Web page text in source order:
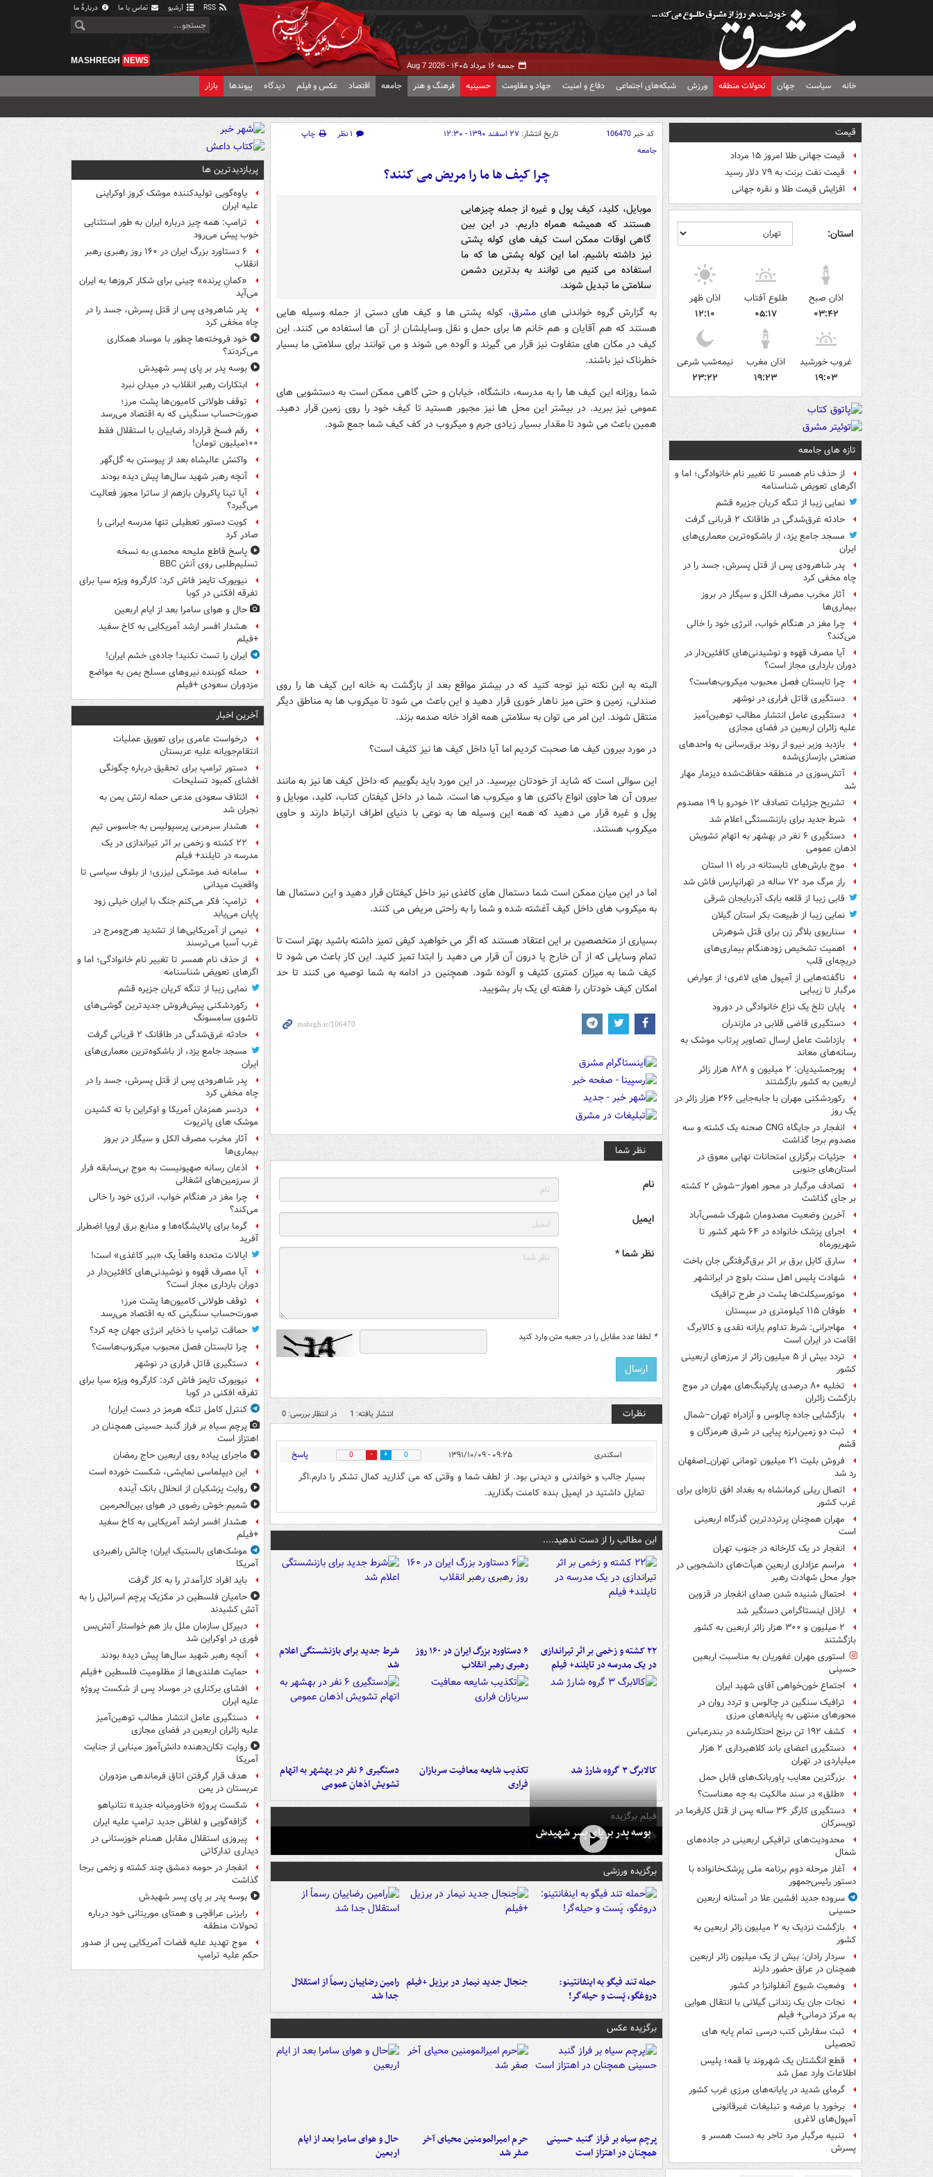
آرشیو تماس با ما دربارهٔ ما
جمعه ۱۶ مرداد ۱۴۰۵ - Aug 7 2026
MASHREGH NEWS
خانه سیاست جهان تحولات منطقه ورزش شبکه‌های اجتماعی دفاع و امنیت جهاد و مقاومت حسینیه فرهنگ و هنر جامعه اقتصاد عکس و فیلم دیدگاه پیوندها بازار
قیمت
قیمت جهانی طلا امروز ۱۵ مرداد
قیمت نفت برنت به ۷۹ دلار رسید
افزایش قیمت طلا و نقره جهانی
استان:
اذان صبح
۰۳:۴۲
طلوع آفتاب
۰۵:۱۷
اذان ظهر
۱۲:۱۰
غروب خورشید
۱۹:۰۳
اذان مغرب
۱۹:۲۳
نیمه‌شب شرعی
۲۳:۲۲
تازه های جامعه
از حذف نام همسر تا تغییر نام خانوادگی؛ اما و
اگرهای تعویض شناسنامه
نمایی زیبا از تنگه کریان جزیره قشم
حادثه غرق‌شدگی در طاقانک ۲ قربانی گرفت
مسجد جامع یزد، از باشکوه‌ترین معماری‌های
ایران
پدر شاهرودی پس از قتل پسرش، جسد را در
چاه مخفی کرد
آثار مخرب مصرف الکل و سیگار در بروز
بیماری‌ها
چرا مغز در هنگام خواب، انرژی خود را خالی
می‌کند؟
آیا مصرف قهوه و نوشیدنی‌های کافئین‌دار در
دوران بارداری مجاز است؟
چرا تابستان فصل محبوب میکروب‌هاست؟
دستگیری قاتل فراری در نوشهر
دستگیری عامل انتشار مطالب توهین‌آمیز
علیه زائران اربعین در فضای مجازی
بازدید وزیر نیرو از روند برق‌رسانی به واحدهای
صنعتی بازسازی‌شده
آتش‌سوزی در منطقه حفاظت‌شده دیزمار مهار
شد
تشریح جزئیات تصادف ۱۲ خودرو با ۱۹ مصدوم
شرط جدید برای بازنشستگی اعلام شد
دستگیری ۶ نفر در بهشهر به اتهام تشویش
اذهان عمومی
موج بارش‌های تابستانه در راه ۱۱ استان
راز مرگ مرد ۷۲ ساله در تهرانپارس فاش شد
قابی زیبا از قلعه بابک آذربایجان شرقی
نمایی زیبا از طبیعت بکر استان گیلان
سناریوی بلاگر زن برای قتل شوهرش
اهمیت تشخیص زودهنگام بیماری‌های
دریچه‌ای قلب
ناگفته‌هایی از آمپول های لاغری؛ از عوارض
مرگبار تا زیبایی
پایان تلخ یک نزاع خانوادگی در دورود
دستگیری قاضی قلابی در مازندران
بازداشت عامل ارسال تصاویر پرتاب موشک به
رسانه‌های معاند
پورجمشیدیان: ۲ میلیون و ۸۲۸ هزار زائر
اربعین به کشور بازگشتند
رکوردشکنی مهران با جابه‌جایی ۲۶۶ هزار زائر در
یک روز
انفجار در جایگاه CNG صحنه یک کشته و سه
مصدوم برجا گذاشت
جزئیات برگزاری امتحانات نهایی معوق در
استان‌های جنوبی
تصادف مرگبار در محور اهواز–شوش ۲ کشته
بر جای گذاشت
آخرین وضعیت مصدومان شهرک شمس‌آباد
اجرای پزشک خانواده در ۶۴ شهر کشور تا
شهریورماه
سارق کابل برق بر اثر برق‌گرفتگی جان باخت
شهادت پلیس اهل سنت بلوچ در ایرانشهر
موتورسیکلت‌ها پشت درِ طرح ترافیک
طوفان ۱۱۵ کیلومتری در سیستان
مهاجرانی: شرط تداوم یارانه نقدی و کالابرگ
اقامت در ایران است
تردد بیش از ۵ میلیون زائر از مرزهای اربعینی
کشور
تخلیه ۸۰ درصدی پارکینگ‌های مهران در موج
بازگشت زائران
بازگشایی جاده چالوس و آزادراه تهران–شمال
ثبت دو زمین‌لرزه پیاپی در شرق هرمزگان و
قشم
فروش بلیت ۲۱ میلیون تومانی تهران_اصفهان
رد شد
اتصال ریلی کرمانشاه به بغداد افق تازه‌ای برای
غرب کشور
مهران همچنان پرترددترین گذرگاه اربعینی
است
انفجار در یک کارخانه در جنوب تهران
مراسم عزاداری اربعینِ هیأت‌های دانشجویی در
جوار محل شهادت رهبر
احتمال شنیده شدن صدای انفجار در قزوین
اراذل اینستاگرامی دستگیر شد
۲ میلیون و ۳۰۰ هزار زائر اربعین به کشور
بازگشتند
استوری مهران غفوریان به مناسبت اربعین
حسینی
اجتماع خون‌خواهی آقای شهید ایران
ترافیک سنگین در چالوس و تردد روان در
محورهای منتهی به پایانه‌های مرزی
کشف ۱۹۲ تن برنج احتکارشده در بندرعباس
دستگیری اعضای باند کلاهبرداری ۲ هزار
میلیاردی در تهران
بزرگترین معایب پاوربانک‌های قابل حمل
«طلق» در سند مالکیت به چه معناست؟
دستگیری کارگر ۳۶ ساله پس از قتل کارفرما در
تویسرکان
محدودیت‌های ترافیکی اربعینی در جاده‌های
شمال‌
آغاز مرحله دوم برنامه ملی پزشک‌خانواده با
دستور رئیس‌جمهور
سروده جدید افشین علا در آستانه اربعین
حسینی
بازگشت نزدیک به ۲ میلیون زائر اربعین به
کشور
سردار رادان: بیش از یک میلیون زائر اربعین
همچنان در عراق حضور دارند
وضعیت شیوع آنفلوانزا در کشور
نجات جان یک زندانی گیلانی با انتقال هوایی
به مرکز درمانی+ فیلم
ثبت سفارش کتب درسی تمام پایه های
تحصیلی
قطع انگشتان یک شهروند با قمه؛ پلیس
اطلاعات وارد عمل شد
گرمای شدید در پایانه‌های مرزی غرب کشور
برخورد با عرضه و تبلیغات غیرقانونی
آمپول‌های لاغری
تنبیه مرگبار مرد تاجر به دست همسر و
پسرش
کد خبر106470 تاریخ انتشار: ۲۷ اسفند ۱۳۹۰ - ۱۲:۳۰ ۱ نظر
چاپ
جامعه
چرا کیف ها ما را مریض می کنند؟
موبایل، کلید، کیف پول و غیره از جمله چیزهایی
هستند که همیشه همراه داریم. در این بین
گاهی اوقات ممکن است کیف های کوله پشتی
نیز داشته باشیم. اما این کوله پشتی ها که ما
استفاده می کنیم می توانند به بدترین دشمن
سلامتی ما تبدیل شوند.
به گزارش گروه خواندنی هایمشرق، کوله پشتی ها و کیف های دستی از جمله وسیله هایی
هستند که هم آقایان و هم خانم ها برای حمل و نقل وسایلشان از آن ها استفاده می کنند. این
کیف در مکان های متفاوت نیز قرار می گیرند و آلوده می شوند و می توانند برای سلامتی ما بسیار
خطرناک نیز باشند.
شما روزانه این کیف ها را به مدرسه، دانشگاه، خیابان و حتی گاهی ممکن است به دستشویی های
عمومی نیز ببرید. در بیشتر این محل ها نیز مجبور هستید تا کیف خود را روی زمین قرار دهید.
همین باعث می شود تا مقدار بسیار زیادی جرم و میکروب در کف کیف شما جمع شود.
البته به ابن نکته نیز توجه کنید که در بیشتر مواقع بعد از بازگشت به خانه این کیف ها را روی
صندلی، زمین و حتی میز ناهار خوری قرار دهید و این باعث می شود تا میکروب ها به مناطق دیگر
منتقل شوند. این امر می توان به سلامتی همه افراد خانه صدمه بزند.
در مورد بیرون کیف ها صحبت کردیم اما آیا داخل کیف ها نیز کثیف است؟
این سوالی است که شاید از خودتان بپرسید. در این مورد باید بگوییم که داخل کیف ها نیز به مانند
بیرون آن ها حاوی انواع باکتری ها و میکروب ها است. شما در داخل کیفتان کتاب، کلید، موبایل و
پول و غیره قرار می دهید که همه این وسیله ها به نوعی با دنیای اطراف ارتباط دارند و حاوی
میکروب هستند.
اما در این میان ممکن است شما دستمال های کاغذی نیز داخل کیفتان قرار دهید و این دستمال ها
به میکروب های داخل کیف آغشته شده و شما را به راحتی مریض می کنند.
بسیاری از متخصصین بر این اعتقاد هستند که اگر می خواهید کیفی تمیز داشته باشید بهتر است تا
تمام وسایلی که از آن خارج یا درون آن قرار می دهید را ابتدا تمیز کنید. این کار باعث می شود تا
کیف شما به میزان کمتری کثیف و آلوده شود. همچنین در ادامه به شما توصیه می کنند تا حد
امکان کیف خودتان را هفته ای یک بار بشویید.
نظر شما
نام
ایمیل
نظر شما *
* لطفا عدد مقابل را در جعبه متن وارد کنید
نظرات انتشار یافته: 1 در انتظار بررسی: 0
اسکندری ۰۹:۲۵ - ۱۳۹۱/۱۰/۰۹ 0
0 پاسخ
بسیار جالب و خواندنی و دیدنی بود. از لطف شما و وقتی که می گذارید کمال تشکر را دارم.اگر
تمایل داشتید در ایمیل بنده کامنت بگذارید.
این مطالب را از دست ندهید....
۲۲ کشته و زخمی بر اثر تیراندازی
در یک مدرسه در تایلند+ فیلم
۶ دستاورد بزرگ ایران در ۱۶۰ روز
رهبری رهبر انقلاب
شرط جدید برای بازنشستگی اعلام
شد
کالابرگ ۳ گروه شارژ شد
تکذیب شایعه معافیت سربازان
فراری
دستگیری ۶ نفر در بهشهر به اتهام
تشویش اذهان عمومی
فیلم برگزیده
بوسه‌ پدر بر پای پسر شهیدش
برگزیده ورزشی
حمله تند فیگو به اینفانتینو:
دروغگو، پَست‌ و حیله‌گر!
جنجال جدید نیمار در برزیل +فیلم رامین رضاییان رسماً از استقلال
جدا شد
برگزیده عکس
پرچم سیاه بر فراز گنبد حسینی
همچنان در اهتزاز است
حرم امیرالمومنین محیای آخر
صفر شد
حال و هوای سامرا بعد از ایام
اربعین
پربازدیدترین ها
یاوه‌گویی تولیدکننده موشک کروز اوکراینی
علیه ایران
ترامپ: همه چیز درباره ایران به طور استثنایی
خوب پیش می‌رود
۶ دستاورد بزرگ ایران در ۱۶۰ روز رهبری رهبر
انقلاب
«کمانِ پرنده» چینی برای شکار کروزها به ایران
می‌آید
پدر شاهرودی پس از قتل پسرش، جسد را در
چاه مخفی کرد
خود فروخته‌ها چطور با موساد همکاری
می‌کردند؟
بوسه‌ پدر بر پای پسر شهیدش
ابتکارات رهبر انقلاب در میدان نبرد
توقف طولانی کامیون‌ها پشت مرز؛
صورت‌حساب سنگینی که به اقتصاد می‌رسد
رقم فسخ قرارداد رضاییان با استقلال فقط
۱۰۰میلیون تومان!
واکنش عالیشاه بعد از پیوستن به گل‌گهر
آنچه رهبر شهید سال‌ها پیش دیده بودند
آیا تینا پاکروان بازهم از ساترا مجوز فعالیت
می‌گیرد؟
کویت دستور تعطیلی تنها مدرسه ایرانی را
صادر کرد
پاسخ قاطع ملیحه محمدی به نسخه
تسلیم‌طلبی روی آنتن BBC
نیویورک تایمز فاش کرد: کارگروه ویژه سیا برای
تفرقه افکنی در کوبا
حال و هوای سامرا بعد از ایام اربعین
هشدار افسر ارشد آمریکایی به کاخ سفید
+فیلم
ایران را تست نکنید! جاده‌ی خشم ایران!
حمله کوبنده نیروهای مسلح یمن به مواضع
مزدوران سعودی +فیلم
آخرین اخبار
درخواست عامری برای تعویق عملیات
انتقام‌جویانه علیه عربستان
دستور ترامپ برای تحقیق درباره چگونگی
افشای کمبود تسلیحات
ائتلاف سعودی مدعی حمله ارتش یمن به
نجران شد
هشدار سرمربی پرسپولیس به جاسوس تیم
۲۲ کشته و زخمی بر اثر تیراندازی در یک
مدرسه در تایلند+ فیلم
سامانه ضد موشکی لیزری؛ از بلوف سیاسی تا
واقعیت میدانی
ترامپ: فکر می‌کنم جنگ با ایران خیلی زود
پایان می‌یابد
نیمی از آمریکایی‌ها از تشدید هرج‌ومرج در
غرب آسیا می‌ترسند
از حذف نام همسر تا تغییر نام خانوادگی؛ اما و
اگرهای تعویض شناسنامه
نمایی زیبا از تنگه کریان جزیره قشم
رکوردشکنی پیش‌فروش جدیدترین گوشی‌های
تاشوی سامسونگ
حادثه غرق‌شدگی در طاقانک ۲ قربانی گرفت
مسجد جامع یزد، از باشکوه‌ترین معماری‌های
ایران
پدر شاهرودی پس از قتل پسرش، جسد را در
چاه مخفی کرد
دردسر همزمان آمریکا و اوکراین با ته کشیدن
موشک های پاتریوت
آثار مخرب مصرف الکل و سیگار در بروز
بیماری‌ها
اذعان رسانه صهیونیست به موج بی‌سابقه فرار
از سرزمین‌های اشغالی
چرا مغز در هنگام خواب، انرژی خود را خالی
می‌کند؟
گرما برای پالایشگاه‌ها و منابع برق اروپا اضطرار
آفرید
ایالات متحده واقعاً یک «ببر کاغذی» است!
آیا مصرف قهوه و نوشیدنی‌های کافئین‌دار در
دوران بارداری مجاز است؟
توقف طولانی کامیون‌ها پشت مرز؛
صورت‌حساب سنگینی که به اقتصاد می‌رسد
حماقت ترامپ با ذخایر انرژی جهان چه کرد؟
چرا تابستان فصل محبوب میکروب‌هاست؟
دستگیری قاتل فراری در نوشهر
نیویورک تایمز فاش کرد: کارگروه ویژه سیا برای
تفرقه افکنی در کوبا
کنترل کامل تنگه هرمز در دست ایران!
پرچم سیاه بر فراز گنبد حسینی همچنان در
اهتزاز است
ماجرای پیاده روی اربعین حاج رمضان
این دیپلماسی نمایشی، شکست خورده است
روایت پزشکیان از انحلال بانک آینده
شمیم خوش رضوی در هوای بین‌الحرمین
هشدار افسر ارشد آمریکایی به کاخ سفید
+فیلم
موشک‌های بالستیک ایران؛ چالش راهبردی
آمریکا
باید افراد کارآمدتر را به کار گرفت
حامیان فلسطین در مکزیک پرچم اسرائیل را به
آتش کشیدند
دبیرکل سازمان ملل باز هم خواستار آتش‌بس
فوری در اوکراین شد
آنچه رهبر شهید سال‌ها پیش دیده بودند
حمایت هلندی‌ها از مظلومیت فلسطین +فیلم
افشای برکناری در موساد پس از شکست پروژه
علیه ایران
دستگیری عامل انتشار مطالب توهین‌آمیز
علیه زائران اربعین در فضای مجازی
روایت تکان‌دهنده دانش‌آموز مینابی از جنایت
آمریکا
هدف قرار گرفتن اتاق‌ فرماندهی مزدوران
عربستان در یمن
شکست پروژه «خاورمیانه جدید» نتانیاهو
گزافه‌گویی و لفاظی جدید ترامپ علیه ایران
پیروزی استقلال مقابل همنام خوزستانی در
دیداری تدارکاتی
انفجار در حومه دمشق چند کشته و زخمی برجا
گذاشت
بوسه‌ پدر بر پای پسر شهیدش
رایزنی عراقچی و همتای موریتانی خود درباره
تحولات منطقه
موج تهدید علیه قضات آمریکایی پس از صدور
حکم علیه ترامپ